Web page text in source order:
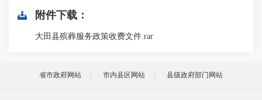
附件下载：
大田县殡葬服务政策收费文件.rar
省市政府网站 市内县区网站 县级政府部门网站